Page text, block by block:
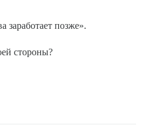
заработает позже».
стороны?